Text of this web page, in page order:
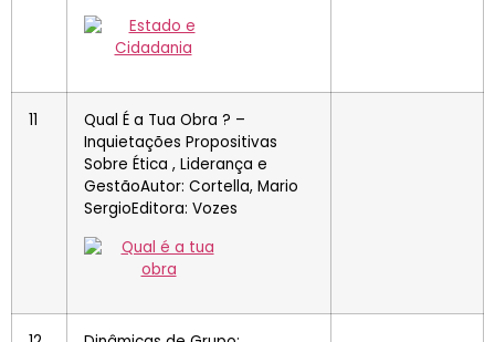
11
Qual É a Tua Obra ? –
Inquietações Propositivas
Sobre Ética , Liderança e
GestãoAutor: Cortella, Mario
SergioEditora: Vozes